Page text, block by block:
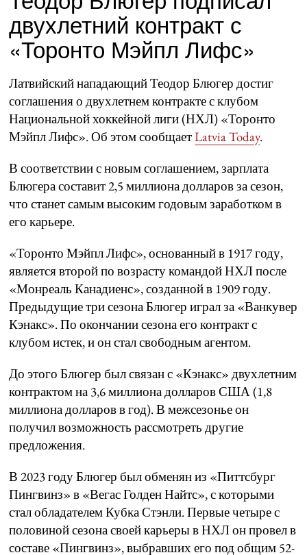
двухлетний контракт с
«Торонто Мэйпл Лифс»
Латвийский нападающий Теодор Блюгер достиг
соглашения о двухлетнем контракте с клубом
Национальной хоккейной лиги (НХЛ) «Торонто
Мэйпл Лифс». Об этом сообщаетLatvia Today.
В соответствии с новым соглашением, зарплата
Блюгера составит 2,5 миллиона долларов за сезон,
что станет самым высоким годовым заработком в
его карьере.
«Торонто Мэйпл Лифс», основанный в 1917 году,
является второй по возрасту командой НХЛ после
«Монреаль Канадиенс», созданной в 1909 году.
Предыдущие три сезона Блюгер играл за «Ванкувер
Кэнакс». По окончании сезона его контракт с
клубом истек, и он стал свободным агентом.
До этого Блюгер был связан с «Кэнакс» двухлетним
контрактом на 3,6 миллиона долларов США (1,8
миллиона долларов в год). В межсезонье он
получил возможность рассмотреть другие
предложения.
В 2023 году Блюгер был обменян из «Питтсбург
Пингвинз» в «Вегас Голден Найтс», с которыми
стал обладателем Кубка Стэнли. Первые четыре с
половиной сезона своей карьеры в НХЛ он провел в
составе «Пингвинз», выбравших его под общим 52-